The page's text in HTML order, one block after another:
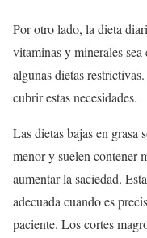
Por otro lado, la dieta
vitaminas y minerales
algunas dietas
cubrir estas necesidades.
Las dietas bajas en grasa
menor y suelen contener
aumentar la saciedad.
adecuada cuando es
paciente. Los cortes